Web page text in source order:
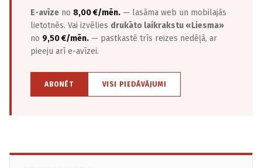
E-avīze no 8,00 €/mēn. — lasāma web un mobilajās
lietotnēs. Vai izvēlies drukāto laikrakstu «Liesma»
no 9,50 €/mēn. — pastkastē trīs reizes nedēļā, ar
pieeju arī e-avīzei.
ABONĒT VISI PIEDĀVĀJUMI